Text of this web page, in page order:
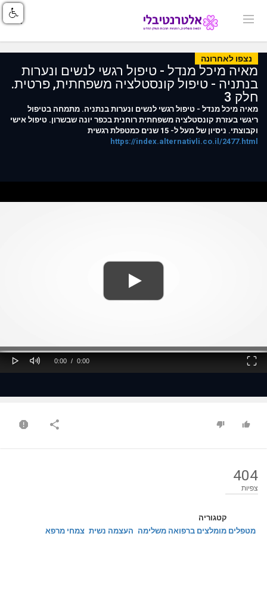
נצפו לאחרונה
מאיה מיכל מנדל - טיפול רגשי לנשים ונערות
בנתניה - טיפול קונסטלציה משפחתית, פרטית.
חלק 3
מאיה מיכל מנדל - טיפול רגשי לנשים ונערות בנתניה. מתמחה בטיפול
ריגשי בעזרת קונסטלציה משפחתית רוחנית בכפר יונה שבשרון. טיפול אישי
וקבוצתי. ניסיון של מעל ל- 15 שנים כמטפלת רגשית
https://index.alternativli.co.il/2477.html
Play Mute
Current
0:00 /
Duration
0:00
Fullscreen
404
צפיות
קטגוריה
מטפלים מומלצים ברפואה משלימה העצמה נשית צמחי מרפא